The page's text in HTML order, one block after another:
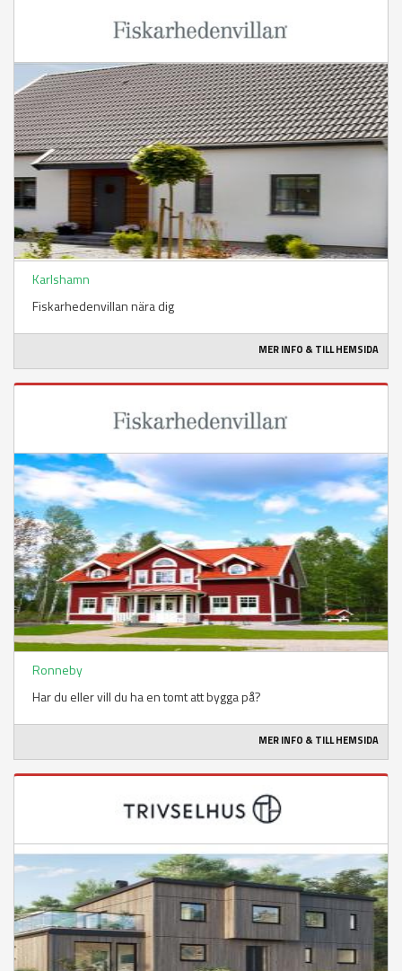
Karlshamn
Fiskarhedenvillan nära dig
MER INFO & TILL HEMSIDA
Ronneby
Har du eller vill du ha en tomt att bygga på?
MER INFO & TILL HEMSIDA